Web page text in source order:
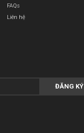
FAQs
Liên hệ
ĐĂNG KÝ